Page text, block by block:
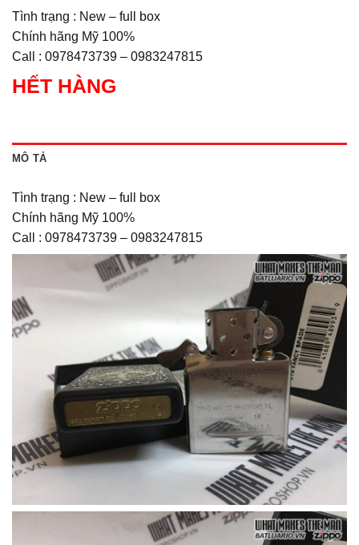
Tình trạng : New – full box
Chính hãng Mỹ 100%
Call : 0978473739 – 0983247815
HẾT HÀNG
MÔ TẢ
Tình trạng : New – full box
Chính hãng Mỹ 100%
Call : 0978473739 – 0983247815